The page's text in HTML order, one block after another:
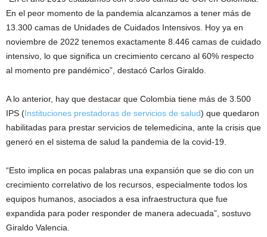
En el peor momento de la pandemia alcanzamos a tener más de
13.300 camas de Unidades de Cuidados Intensivos. Hoy ya en
noviembre de 2022 tenemos exactamente 8.446 camas de cuidado
intensivo, lo que significa un crecimiento cercano al 60% respecto
al momento pre pandémico”, destacó Carlos Giraldo.
A lo anterior, hay que destacar que Colombia tiene más de 3.500
IPS (Instituciones prestadoras de servicios de salud) que quedaron
habilitadas para prestar servicios de telemedicina, ante la crisis que
generó en el sistema de salud la pandemia de la covid-19.
“Esto implica en pocas palabras una expansión que se dio con un
crecimiento correlativo de los recursos, especialmente todos los
equipos humanos, asociados a esa infraestructura que fue
expandida para poder responder de manera adecuada”, sostuvo
Giraldo Valencia.